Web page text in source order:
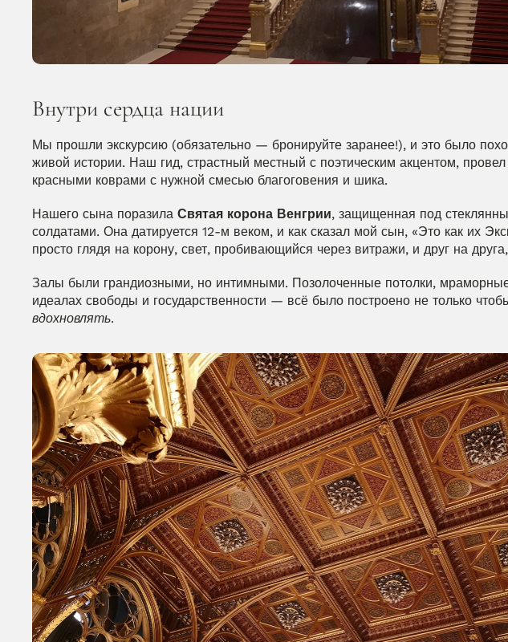
Внутри сердца нации
Мы прошли экскурсию (обязательно — бронируйте заранее!), и это было
живой истории. Наш гид, страстный местный с поэтическим акцентом,
красными коврами с нужной смесью благоговения и шика.
Нашего сына поразила Святая корона Венгрии, защищенная под
солдатами. Она датируется 12-м веком, и как сказал мой сын, «Это как их
просто глядя на корону, свет, пробивающийся через витражи, и друг на
Залы были грандиозными, но интимными. Позолоченные потолки,
вдохновлять.